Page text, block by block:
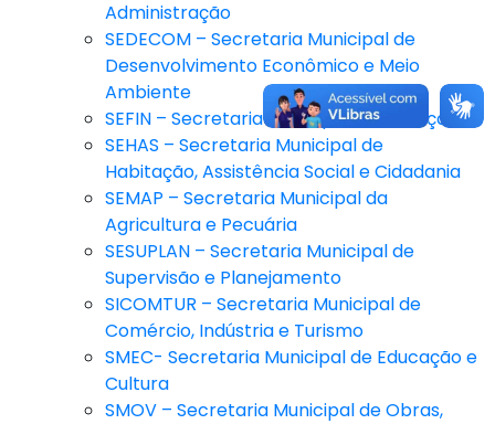
Administração
SEDECOM – Secretaria Municipal de
Desenvolvimento Econômico e Meio
Ambiente
SEFIN – Secretaria Municipal de Finanças
SEHAS – Secretaria Municipal de
Habitação, Assistência Social e Cidadania
SEMAP – Secretaria Municipal da
Agricultura e Pecuária
SESUPLAN – Secretaria Municipal de
Supervisão e Planejamento
SICOMTUR – Secretaria Municipal de
Comércio, Indústria e Turismo
SMEC- Secretaria Municipal de Educação e
Cultura
SMOV – Secretaria Municipal de Obras,